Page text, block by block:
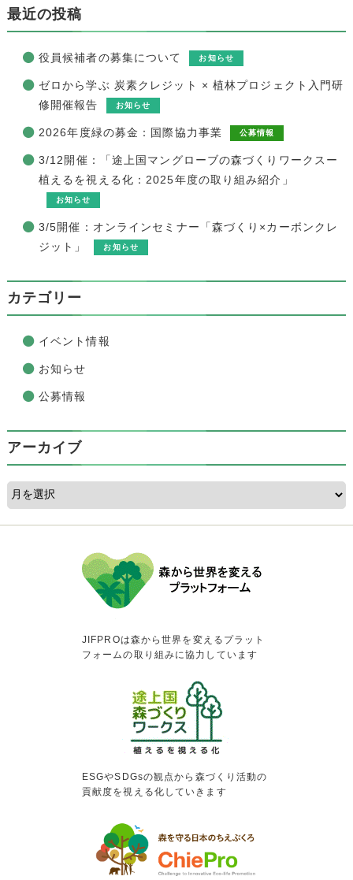
最近の投稿
役員候補者の募集について お知らせ
ゼロから学ぶ 炭素クレジット × 植林プロジェクト入門研
修開催報告
お知らせ
2026年度緑の募金：国際協力事業 公募情報
3/12開催：「途上国マングローブの森づくりワークスー
植えるを視える化：2025年度の取り組み紹介」
お知らせ
3/5開催：オンラインセミナー「森づくり×カーボンクレ
ジット」
お知らせ
カテゴリー
イベント情報
お知らせ
公募情報
アーカイブ
JIFPROは森から世界を変えるプラット
フォームの取り組みに協力しています
ESGやSDGsの観点から森づくり活動の
貢献度を視える化していきます